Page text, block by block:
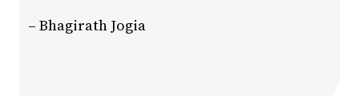
– Bhagirath Jogia